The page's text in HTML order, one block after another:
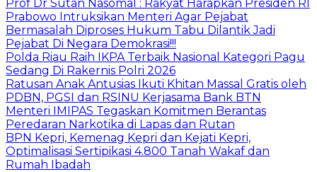
Prof Dr Sutan Nasomal : Rakyat Harapkan Presiden RI
Prabowo Intruksikan Menteri Agar Pejabat
Bermasalah Diproses Hukum Tabu Dilantik Jadi
Pejabat Di Negara Demokrasi!!!
Polda Riau Raih IKPA Terbaik Nasional Kategori Pagu
Sedang Di Rakernis Polri 2026
Ratusan Anak Antusias Ikuti Khitan Massal Gratis oleh
PDBN, PGSI dan RSINU Kerjasama Bank BTN
Menteri IMIPAS Tegaskan Komitmen Berantas
Peredaran Narkotika di Lapas dan Rutan
BPN Kepri, Kemenag Kepri dan Kejati Kepri,
Optimalisasi Sertipikasi 4.800 Tanah Wakaf dan
Rumah Ibadah